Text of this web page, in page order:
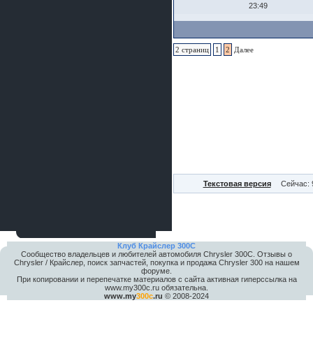
23:49
2 страниц 1 2 Далее
Текстовая версия Сейчас:
Клуб Крайслер 300C
Сообщество владельцев и любителей автомобиля Chrysler 300С. Отзывы о
Chrysler / Крайслер, поиск запчастей, покупка и продажа Chrysler 300 на нашем
форуме.
При копировании и перепечатке материалов с сайта активная гиперссылка на
www.my300c.ru обязательна.
www.my300c.ru © 2008-2024